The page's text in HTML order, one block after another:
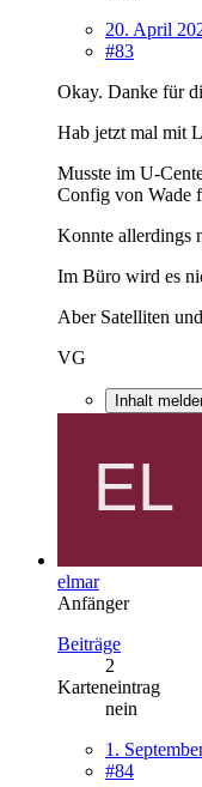
20. April
#83
Okay. Danke für
Hab jetzt mal mit
Musste im U-
Config von Wade
Konnte allerdings
Im Büro wird es
Aber Satelliten
VG
Inhalt
elmar
Anfänger
Beiträge
2
Karteneintrag
nein
1.
#84